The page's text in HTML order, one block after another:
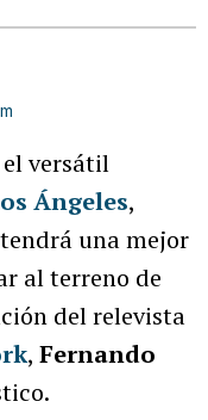
versátil
Ángeles,
tendrá una mejor
al terreno de
del relevista
, Fernando